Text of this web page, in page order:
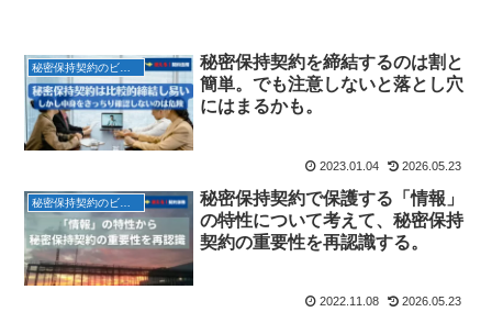
秘密保持契約のビジネス活用ご提案
秘密保持契約を締結するのは割と
簡単。でも注意しないと落とし穴
にはまるかも。
2023.01.04 2026.05.23
秘密保持契約のビジネス活用ご提案
秘密保持契約で保護する「情報」
の特性について考えて、秘密保持
契約の重要性を再認識する。
2022.11.08 2026.05.23